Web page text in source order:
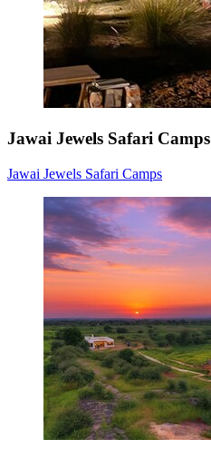
Jawai Jewels Safari Camps
Jawai Jewels Safari Camps